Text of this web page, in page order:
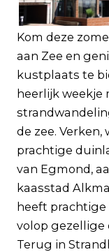
Kom deze
aan Zee en
kustplaats te
heerlijk weekje
de zee.
prachtige
van Egmond,
kaasstad
heeft prachtige
volop gezellige
Terug in